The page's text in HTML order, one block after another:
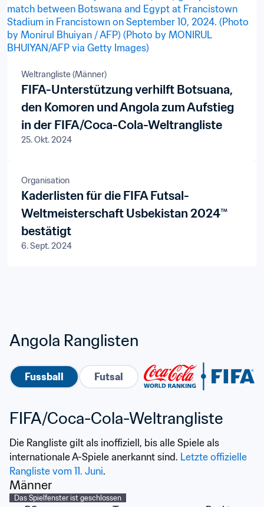
Weltrangliste (Männer)
FIFA-Unterstützung verhilft Botsuana,
den Komoren und Angola zum Aufstieg
in der FIFA/Coca-Cola-Weltrangliste
25. Okt. 2024
Organisation
Kaderlisten für die FIFA Futsal-
Weltmeisterschaft Usbekistan 2024™
bestätigt
6. Sept. 2024
Angola Ranglisten
Fussball Futsal
FIFA/Coca-Cola-Weltrangliste
Die Rangliste gilt als inoffiziell, bis alle Spiele als
internationale A-Spiele anerkannt sind. Letzte offizielle
Rangliste vom 11. Juni.
Männer
Das Spielfenster ist geschlossen